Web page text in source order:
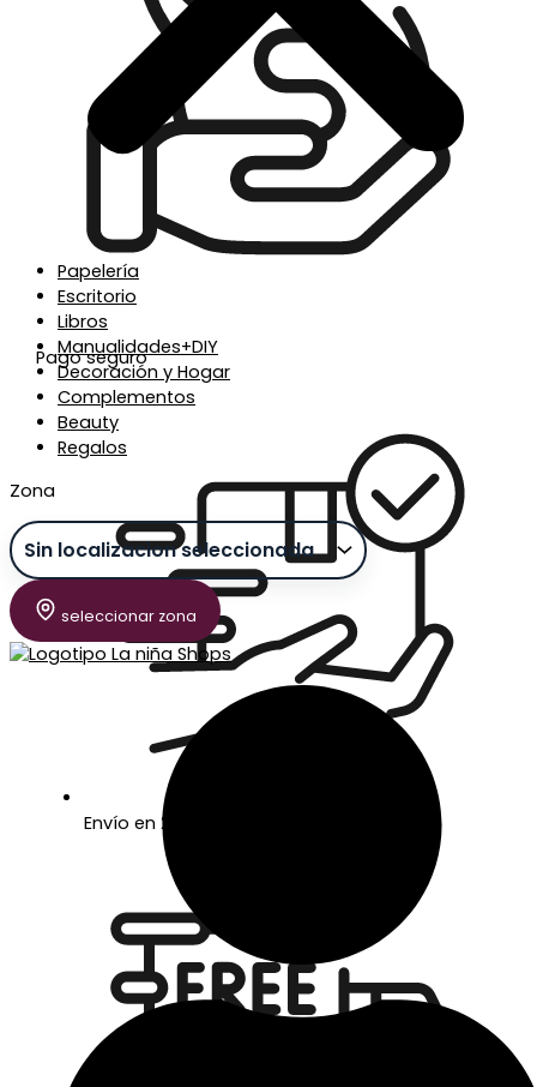
Papelería
Escritorio
Libros
Manualidades+DIY
Decoración y Hogar
Complementos
Beauty
Regalos
Zona
seleccionar zona
Pago seguro
Envío en 24/48 horas laborables